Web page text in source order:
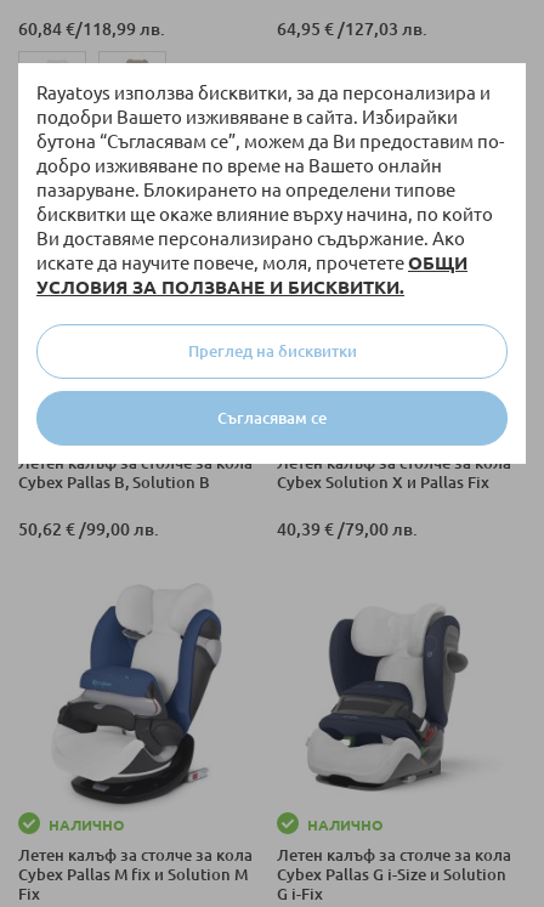
Rayatoys използва бисквитки, за да персонализира и
подобри Вашето изживяване в сайта. Избирайки
бутона “Съгласявам се”, можем да Ви предоставим по-
добро изживяване по време на Вашето онлайн
пазаруване. Блокирането на определени типове
бисквитки ще окаже влияние върху начина, по който
Ви доставяме персонализирано съдържание. Ако
искате да научите повече, моля, прочететеОБЩИ
УСЛОВИЯ ЗА ПОЛЗВАНЕ И БИСКВИТКИ.
Съгласявам се
Преглед на бисквитки
60,84 €/118,99 лв.
+ още варианти
64,95 € /127,03 лв.
Летен калъф за столче за кола
Cybex Pallas B, Solution B
50,62 € /99,00 лв.
Летен калъф за столче за кола
Cybex Solution X и Pallas Fix
40,39 € /79,00 лв.
НАЛИЧНО
Летен калъф за столче за кола
Cybex Pallas M fix и Solution M
Fix
НАЛИЧНО
Летен калъф за столче за кола
Cybex Pallas G i-Size и Solution
G i-Fix